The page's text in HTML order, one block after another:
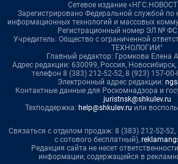
Сетевое издание
Зарегистрировано Федеральной службой по
информационных технологий и массовых
Регистрационный номер ЭЛ №
Учредитель: Общество с ограниченной
ТЕХНОЛОГИИ"
Главный редактор: Громкова Елена
Адрес редакции: 630099, Россия,
телефон 8 (383) 212-52-52, 8 (923) 157-00-
Электронный адрес редакции:
Контактные данные для Роскомнадзора и
juristnsk@shkulev.ru
Техподдержка: help@shkulev.ru или
Связаться с отделом продаж: 8 (383) 212-52-
с сотового бесплатный),
Редакция сайта не несет
информации, содержащейся в